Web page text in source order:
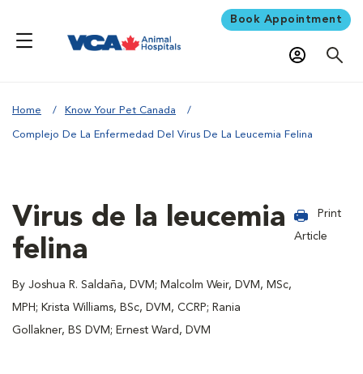
Book Appointment
Home Know Your Pet Canada
Complejo De La Enfermedad Del Virus De La Leucemia Felina
Virus de la leucemia
felina
By Joshua R. Saldaña, DVM; Malcolm Weir, DVM, MSc,
MPH; Krista Williams, BSc, DVM, CCRP; Rania
Gollakner, BS DVM; Ernest Ward, DVM
Print
Article